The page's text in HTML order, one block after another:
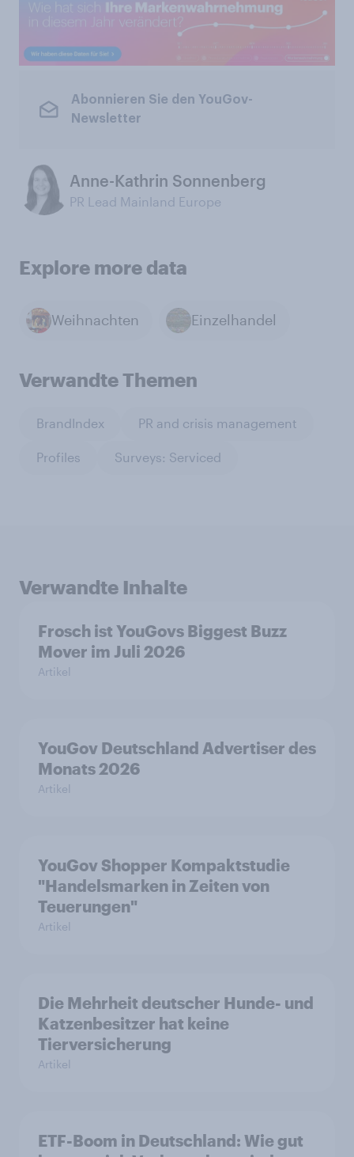
Abonnieren Sie den YouGov-
Newsletter
Anne-Kathrin Sonnenberg
PR Lead Mainland Europe
Explore more data
Weihnachten Einzelhandel
Verwandte Themen
BrandIndex PR and crisis management
Profiles Surveys: Serviced
Verwandte Inhalte
Frosch ist YouGovs Biggest Buzz
Mover im Juli 2026
Artikel
YouGov Deutschland Advertiser des
Monats 2026
Artikel
YouGov Shopper Kompaktstudie
"Handelsmarken in Zeiten von
Teuerungen"
Artikel
Die Mehrheit deutscher Hunde- und
Katzenbesitzer hat keine
Tierversicherung
Artikel
ETF-Boom in Deutschland: Wie gut